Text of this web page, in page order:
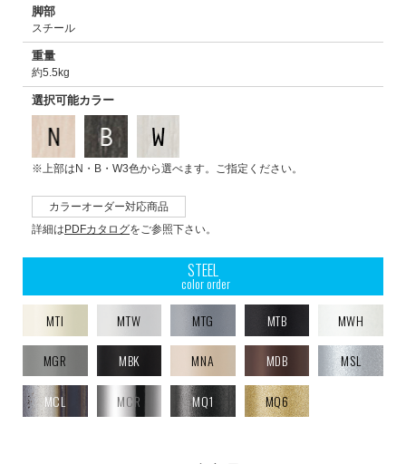
脚部
スチール
重量
約5.5kg
選択可能カラー
※上部はN・B・W3色から選べます。ご指定ください。
カラーオーダー対応商品
詳細は PDFカタログをご参照下さい。
STEEL
color order
MTI
MTW MTG MTB MWH
MGR MBK MNA MDB MSL
MCL MCR MQ1 MQ6